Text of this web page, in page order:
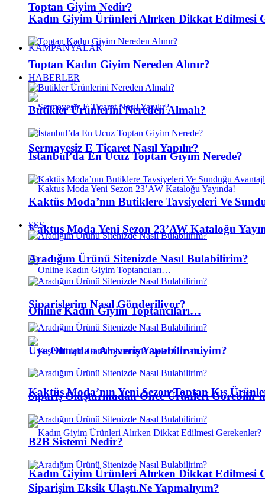
Toptan Giyim Nedir?
KAMPANYALAR
HABERLER
Sermayesiz E Ticaret Nasıl Yapılır?
Kaktus Moda Yeni Sezon 23’AW Kataloğu
Online Kadın Giyim Toptancıları…
Kaktüs Moda’nın Yeni Sezon Toptan Kış
Kadın Giyim Ürünleri Alırken Dikkat Edilmesi
Kadın Giyim Ürünleri Alırken Dikkat Edilmesi
Toptan Kadın Giyim Nereden Alınır?
Butikler Ürünlerini Nereden Almalı?
İstanbul’da En Ucuz Toptan Giyim Nerede?
Kaktüs Moda’nın Butiklere Tavsiyeleri Ve
SSS
Aradığım Ürünü Sitenizde Nasıl Bulabilirim?
Siparişlerim Nasıl Gönderiliyor?
Üye Olmadan Alışveriş Yapabilir miyim?
Sipariş Oluşturmadan Önce Ürünleri Görebilir
B2B Sistemi Nedir?
Siparişim Eksik Ulaştı.Ne Yapmalıyım?